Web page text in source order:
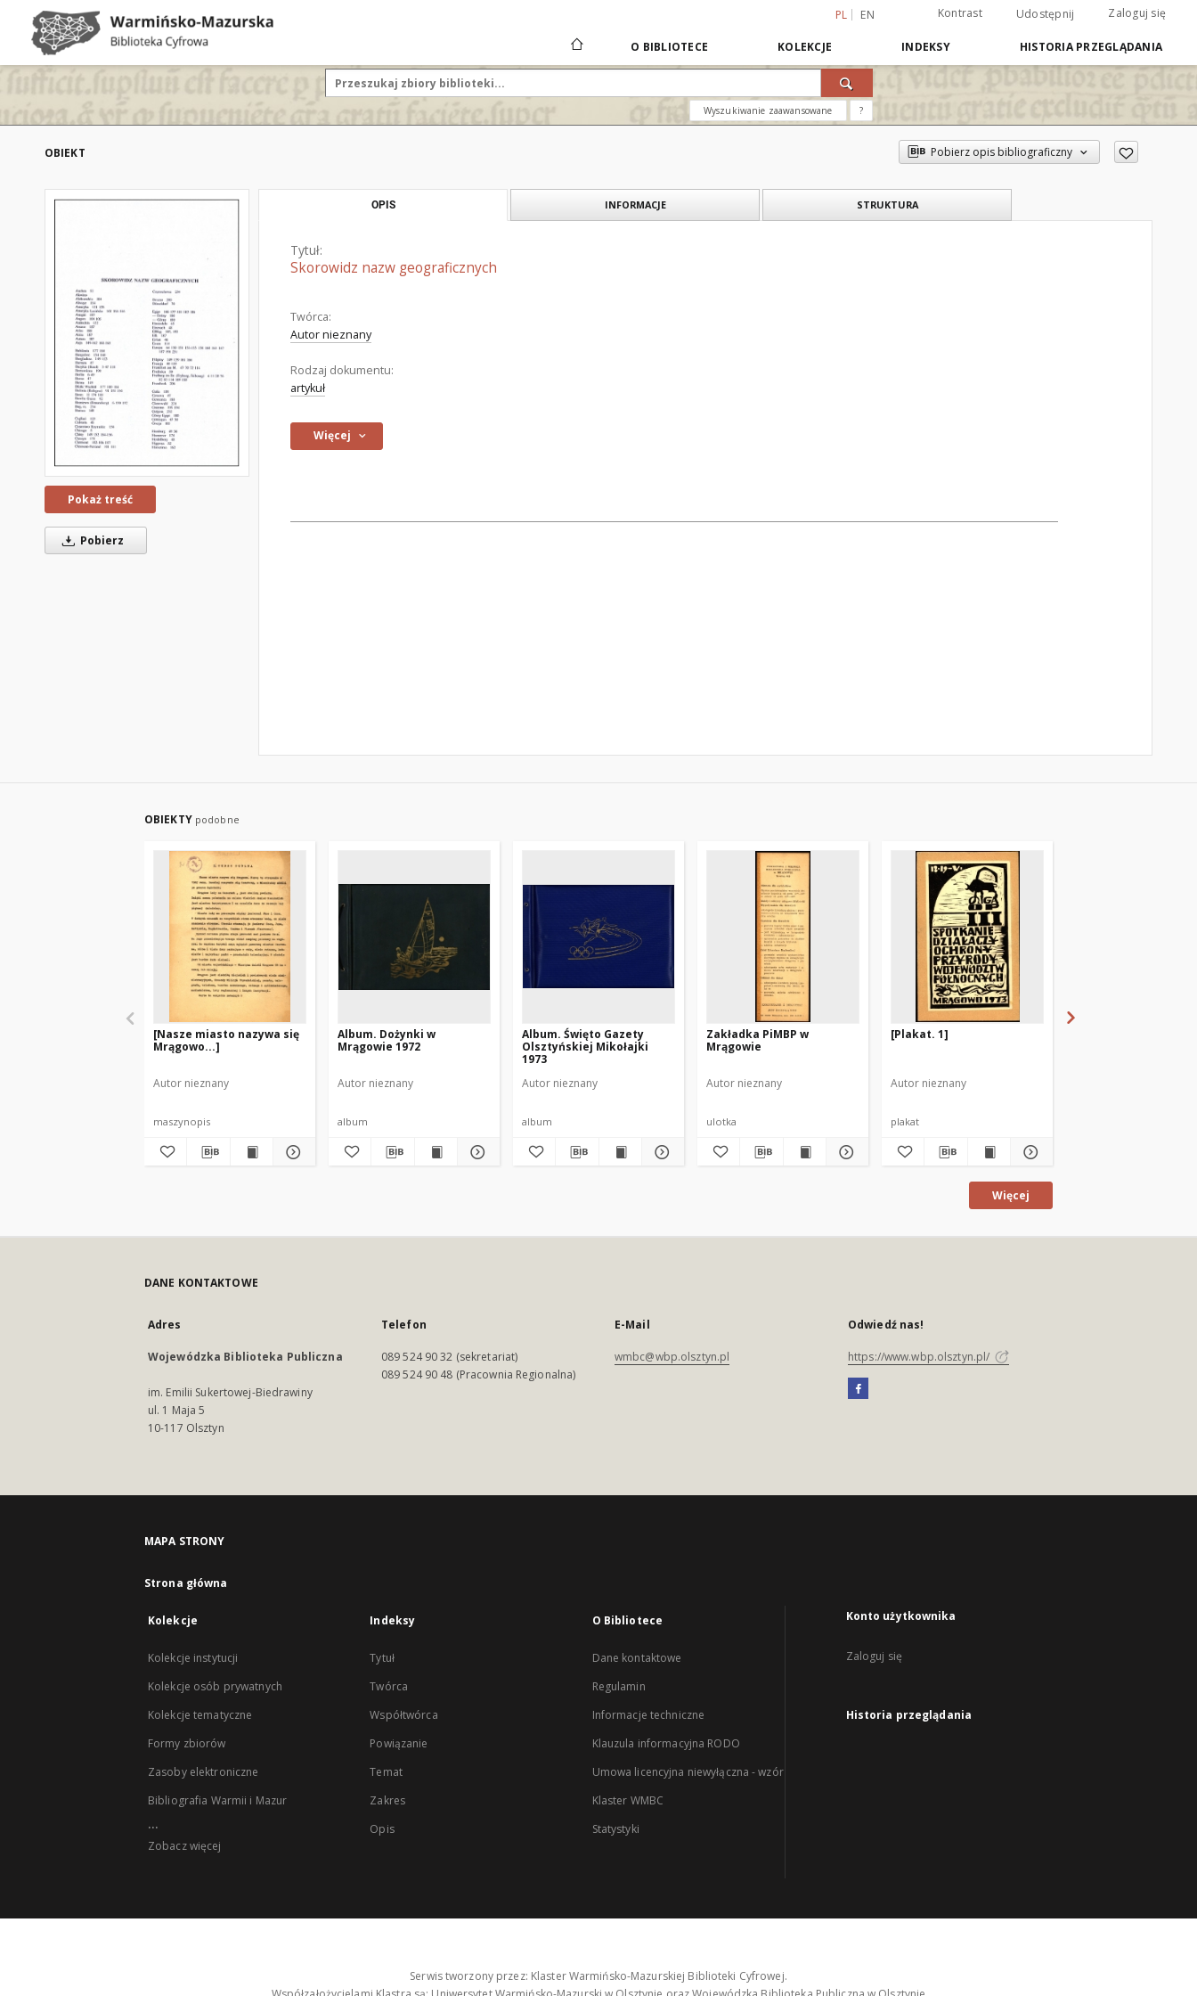
PL EN Kontrast Udostępnij Zaloguj się
O BIBLIOTECE KOLEKCJE INDEKSY HISTORIA PRZEGLĄDANIA
Wyszukiwanie zaawansowane ?
OBIEKT Pobierz opis bibliograficzny
Pokaż treść
Pobierz
OPIS INFORMACJE STRUKTURA
Tytuł:
Skorowidz nazw geograficznych
Twórca:
Autor nieznany
Rodzaj dokumentu:
artykuł
Więcej
OBIEKTY podobne
[Nasze miasto nazywa się
Mrągowo...]
Autor nieznany
maszynopis
Album. Dożynki w
Mrągowie 1972
Autor nieznany
album
Album. Święto Gazety
Olsztyńskiej Mikołajki
1973
Autor nieznany
album
Zakładka PiMBP w
Mrągowie
Autor nieznany
ulotka
[Plakat. 1]
Autor nieznany
plakat
Więcej
DANE KONTAKTOWE
Adres
Wojewódzka Biblioteka Publiczna
im. Emilii Sukertowej-Biedrawiny
ul. 1 Maja 5
10-117 Olsztyn
Telefon
089 524 90 32 (sekretariat)
089 524 90 48 (Pracownia Regionalna)
E-Mail
wmbc@wbp.olsztyn.pl
Odwiedź nas!
https://www.wbp.olsztyn.pl/
MAPA STRONY
Strona główna
Kolekcje
Kolekcje instytucji
Kolekcje osób prywatnych
Kolekcje tematyczne
Formy zbiorów
Zasoby elektroniczne
Bibliografia Warmii i Mazur
...
Zobacz więcej
Indeksy
Tytuł
Twórca
Współtwórca
Powiązanie
Temat
Zakres
Opis
O Bibliotece
Dane kontaktowe
Regulamin
Informacje techniczne
Klauzula informacyjna RODO
Umowa licencyjna niewyłączna - wzór
Klaster WMBC
Statystyki
Konto użytkownika
Zaloguj się
Historia przeglądania
Serwis tworzony przez: Klaster Warmińsko-Mazurskiej Biblioteki Cyfrowej.